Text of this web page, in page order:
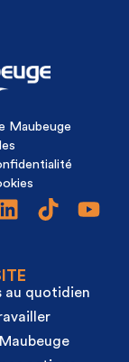
Maubeuge
au quotidien